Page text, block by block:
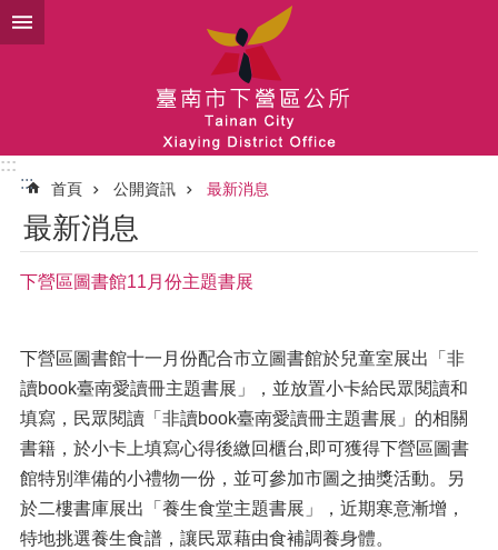
跳到主要內容區塊
:::
:::
首頁 公開資訊 最新消息
最新消息
下營區圖書館11月份主題書展
下營區圖書館十一月份配合市立圖書館於兒童室展出「非
讀book臺南愛讀冊主題書展」，並放置小卡給民眾閱讀和
填寫，民眾閱讀「非讀book臺南愛讀冊主題書展」的相關
書籍，於小卡上填寫心得後繳回櫃台,即可獲得下營區圖書
館特別準備的小禮物一份，並可參加市圖之抽獎活動。另
於二樓書庫展出「養生食堂主題書展」，近期寒意漸增，
特地挑選養生食譜，讓民眾藉由食補調養身體。